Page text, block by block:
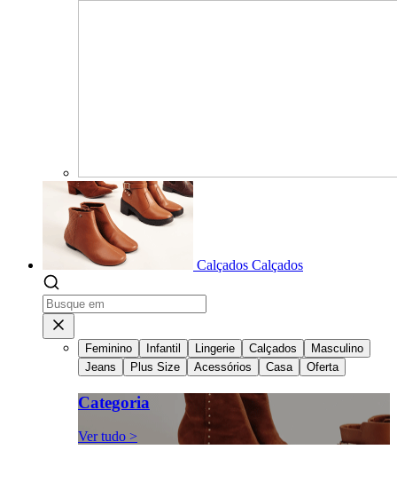
Calçados Calçados
Feminino Infantil Lingerie Calçados
Masculino
Jeans
Plus Size Acessórios Casa Oferta
Categoria
Ver tudo >